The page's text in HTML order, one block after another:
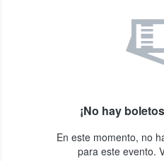
¡No hay
En este momento, no
para este evento.